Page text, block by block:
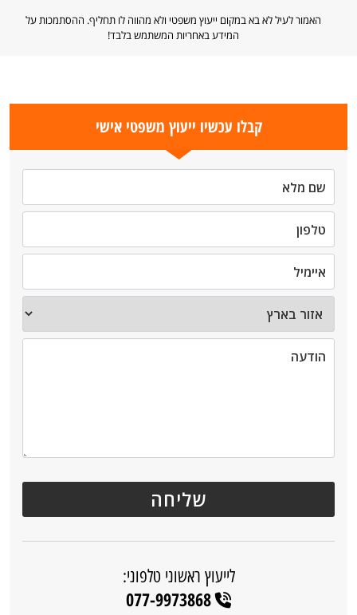
האמור לעיל לא בא במקום ייעוץ משפטי ולא מהווה לו תחליף. ההסתמכות על
המידע באחריות המשתמש בלבד!
קבלו עכשיו ייעוץ משפטי אישי
לייעוץ ראשוני טלפוני:
077-9973868